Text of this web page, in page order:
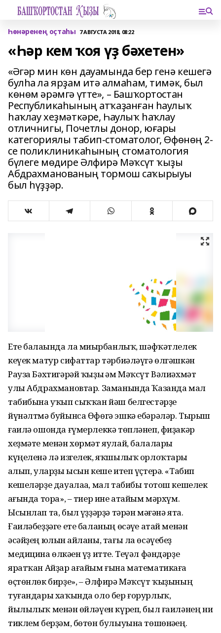
Һөнәренең оҫтаһы 7 АВГУСТА 2018, 08:22
«Һәр кем ҡоя үҙ бәхетен»
«Әгәр мин көн дауамында бер генә кешегә
булһа ла ярҙам итә алмаһам, тимәк, был
көнөм әрәмгә үтте», – Башҡортостан
Республикаһының атҡаҙанған һаулыҡ
һаҡлау хеҙмәткәре, Һаулыҡ һаҡлау
отличнигы, Почетлы донор, юғары
категориялы табип-стоматолог, Өфөнөң 2-
се поликлини­каһының стоматология
бүлеге мөдире Әлфирә Мәҡсүт ҡыҙы
Абдрахманованың тормош саҡырыуы
был һүҙҙәр.
Ете балаһында ла миһырбанлыҡ, шәфҡәтлелек
кеүек матур сифаттар тәрбиәләүгә өлгәшкән
Рауза Бәхтигәрәй ҡыҙы һәм Мәҡсүт Вәлиәхмәт
улы Абдрахмановтар. Заманында Ҡазанда мал
табибына уҡып сыҡҡан йәш белгестәрҙе
йүнәлтмә буйынса Өфөгә эшкә ебәрәләр. Тырыш
ғаилә ошонда ғүмерлеккә төпләнеп, фиҙакәр
хеҙмәте менән хөрмәт яулай, балалары
күңеленә лә изгелек, яҡшылыҡ орлоҡтары
һалып, уларҙы ысын кеше итеп үҫтерә. «Табип
кешеләрҙе дауалаһа, мал табибы тотош кешелек
һағында тора», – тиер ине атайым мәрхүм.
Ысынлап та, был һүҙҙәрҙә тәрән мәғәнә ята.
Ғаиләбеҙҙәге ете баланың өсәүһе атай менән
әсәйҙең юлын һайланы, тағы ла өсәүебеҙ
медицина өлкәһен үҙ итте. Теүәл фәндәрҙе
яратҡан Айҙар ағайым ғына математикаға
өҫтөнлөк бирҙе», – Әлфирә Мәҡсүт ҡыҙының
туғандары хаҡында оло бер ғорурлыҡ,
йылылыҡ менән һөйләүен күреп, был ғаиләнең ни
тиклем берҙәм, бөтөн булыуына төшөнәһең.